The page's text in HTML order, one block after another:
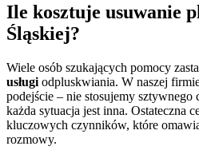
Ile kosztuje usuwanie
Śląskiej?
Wiele osób szukających pomocy
usługi odpluskwiania. W naszej
podejście – nie stosujemy sztywnego
każda sytuacja jest inna. Ostateczna
kluczowych czynników, które
rozmowy.